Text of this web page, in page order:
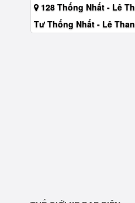
128 Thống Nhất - Lê
Tư Thống Nhất - Lê